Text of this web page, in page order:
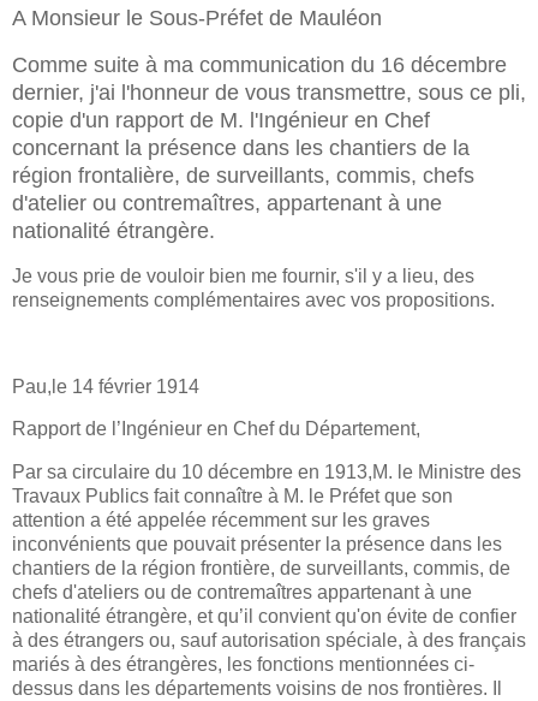
A Monsieur le Sous-Préfet de Mauléon
Comme suite à ma communication du 16 décembre
dernier, j'ai l'honneur de vous transmettre, sous ce pli,
copie d'un rapport de M. l'Ingénieur en Chef
concernant la présence dans les chantiers de la
région frontalière, de surveillants, commis, chefs
d'atelier ou contremaîtres, appartenant à une
nationalité étrangère.
Je vous prie de vouloir bien me fournir, s'il y a lieu, des
renseignements complémentaires avec vos propositions.
Pau,le 14 février 1914
Rapport de l’Ingénieur en Chef du Département,
Par sa circulaire du 10 décembre en 1913,M. le Ministre des
Travaux Publics fait connaître à M. le Préfet que son
attention a été appelée récemment sur les graves
inconvénients que pouvait présenter la présence dans les
chantiers de la région frontière, de surveillants, commis, de
chefs d'ateliers ou de contremaîtres appartenant à une
nationalité étrangère, et qu’il convient qu'on évite de confier
à des étrangers ou, sauf autorisation spéciale, à des français
mariés à des étrangères, les fonctions mentionnées ci-
dessus dans les départements voisins de nos frontières. Il